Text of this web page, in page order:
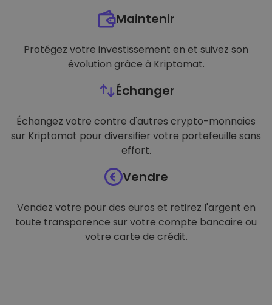
Maintenir
Protégez votre investissement en et suivez son
évolution grâce à Kriptomat.
Échanger
Échangez votre contre d'autres crypto-monnaies
sur Kriptomat pour diversifier votre portefeuille sans
effort.
Vendre
Vendez votre pour des euros et retirez l'argent en
toute transparence sur votre compte bancaire ou
votre carte de crédit.
FONCTIONNALITÉ